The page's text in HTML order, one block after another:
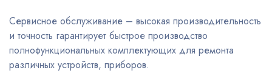
Сервисное обслуживание – высокая производительность
и точность гарантирует быстрое производство
полнофункциональных комплектующих для ремонта
различных устройств, приборов.